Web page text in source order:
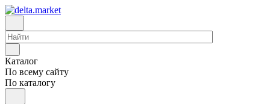
Каталог
По всему сайту
По каталогу